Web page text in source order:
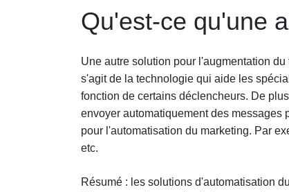
Qu'est-ce qu'une
Une autre solution pour l'augmentation
s'agit de la technologie qui aide les
fonction de certains déclencheurs. De
envoyer automatiquement des
pour l'automatisation du marketing. Par
etc.
Résumé : les solutions d'automatisation